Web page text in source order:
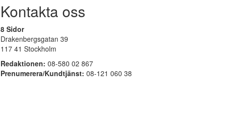
Kontakta oss
8 Sidor
Drakenbergsgatan 39
117 41 Stockholm
Redaktionen: 08-580 02 867
Prenumerera/Kundtjänst: 08-121 060 38